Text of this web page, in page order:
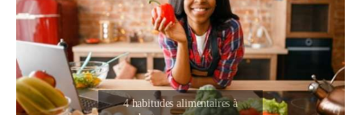
Shop